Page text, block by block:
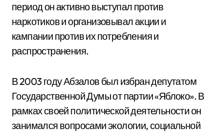
период он активно выступал против
наркотиков и организовывал акции и
кампании против их потребления и
распространения.
В 2003 году Абзалов был избран депутатом
Государственной Думы от партии «Яблоко». В
рамках своей политической деятельности он
занимался вопросами экологии, социальной